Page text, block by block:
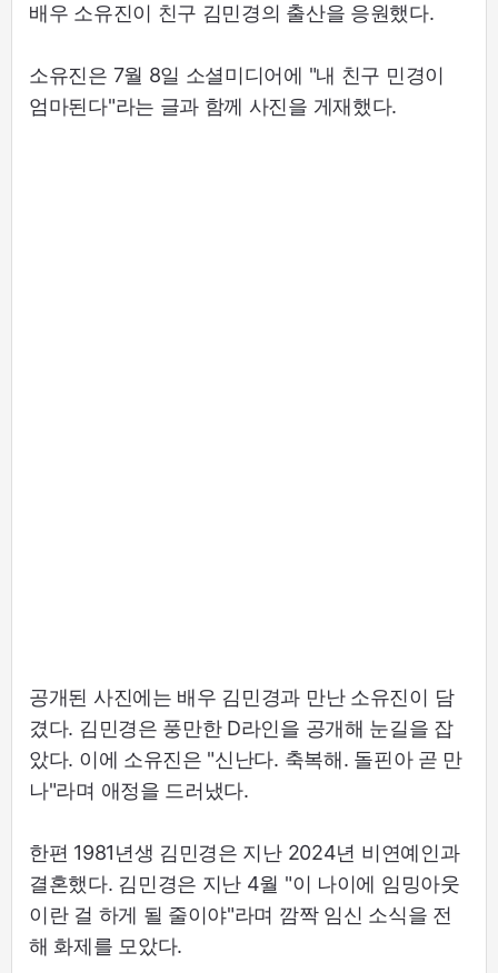
배우 소유진이 친구 김민경의 출산을 응원했다.
소유진은 7월 8일 소셜미디어에 "내 친구 민경이
엄마된다"라는 글과 함께 사진을 게재했다.
공개된 사진에는 배우 김민경과 만난 소유진이 담
겼다. 김민경은 풍만한 D라인을 공개해 눈길을 잡
았다. 이에 소유진은 "신난다. 축복해. 돌핀아 곧 만
나"라며 애정을 드러냈다.
한편 1981년생 김민경은 지난 2024년 비연예인과
결혼했다. 김민경은 지난 4월 "이 나이에 임밍아웃
이란 걸 하게 될 줄이야"라며 깜짝 임신 소식을 전
해 화제를 모았다.